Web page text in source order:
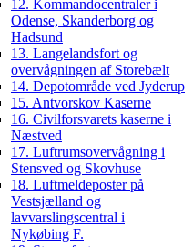
12. Kommandocentraler i
Odense, Skanderborg og
Hadsund
13. Langelandsfort og
overvågningen af Storebælt
14. Depotområde ved Jyderup
15. Antvorskov Kaserne
16. Civilforsvarets kaserne i
Næstved
17. Luftrumsovervågning i
Stensved og Skovhuse
18. Luftmeldeposter på
Vestsjælland og
lavvarslingscentral i
Nykøbing F.